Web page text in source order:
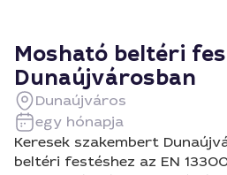
Mosható beltéri
Dunaújvárosban
Dunaújváros
egy hónapja
Keresek szakembert
beltéri festéshez az EN